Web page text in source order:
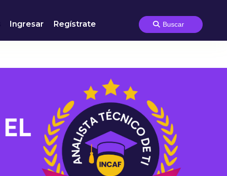
Ingresar Regístrate